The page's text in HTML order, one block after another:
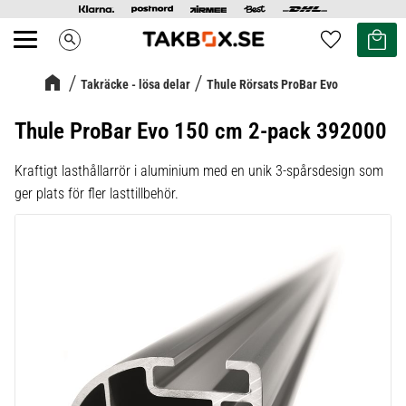
Meny search Favoriter
Kundvagn
Takräcke - lösa delar Thule Rörsats ProBar Evo
Thule ProBar Evo 150 cm 2-pack 392000
Kraftigt lasthållarrör i aluminium med en unik 3-spårsdesign som
ger plats för fler lasttillbehör.